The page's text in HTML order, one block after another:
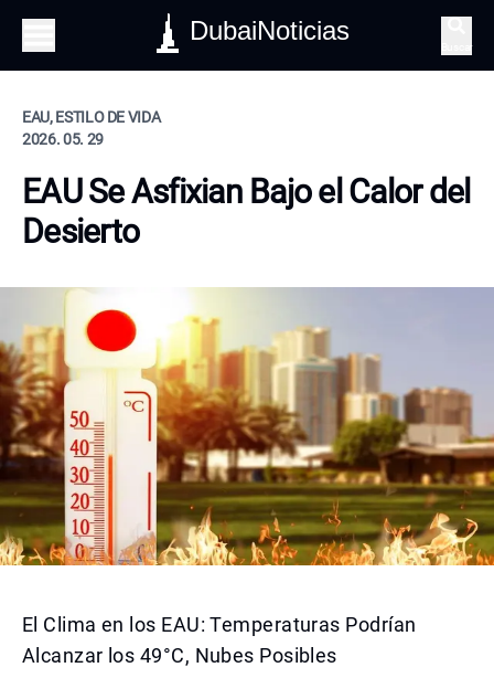
DubaiNoticias
EAU, ESTILO DE VIDA
2026. 05. 29
EAU Se Asfixian Bajo el Calor del
Desierto
El Clima en los EAU: Temperaturas Podrían
Alcanzar los 49°C, Nubes Posibles